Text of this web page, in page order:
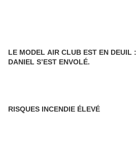
LE MODEL AIR CLUB EST EN DEUIL :
DANIEL S’EST ENVOLÉ.
RISQUES INCENDIE ÉLEVÉ